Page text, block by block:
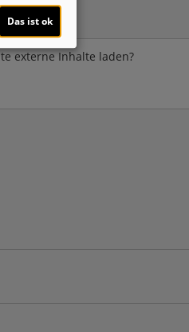
externe Inhalte laden?
Das ist ok